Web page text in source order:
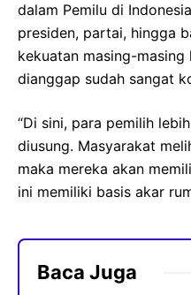
dalam Pemilu di
presiden, partai, hingga
kekuatan masing-masing
dianggap sudah sangat
“Di sini, para pemilih
diusung. Masyarakat
maka mereka akan
ini memiliki basis akar
Baca Juga